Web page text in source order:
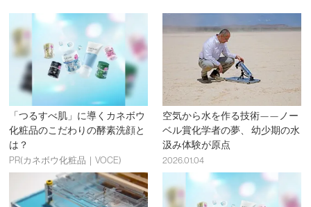
「つるすべ肌」に導くカネボウ
化粧品のこだわりの酵素洗顔と
は？
PR(カネボウ化粧品｜VOCE)
空気から水を作る技術——ノー
ベル賞化学者の夢、 幼少期の水
汲み体験が原点
2026.01.04